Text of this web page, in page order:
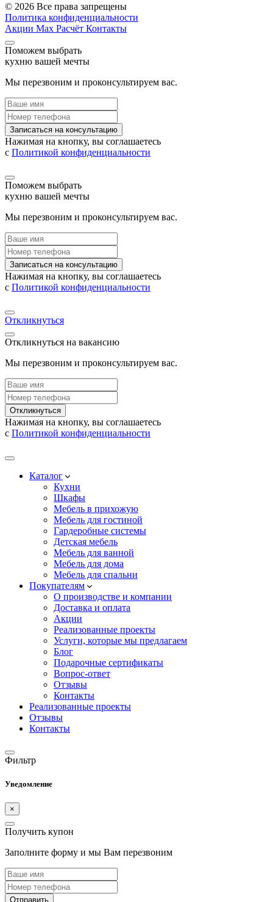
© 2026 Все права запрещены
Политика конфиденциальности
Акции Max Расчёт Контакты
Поможем выбрать
кухню вашей мечты
Мы перезвоним и проконсультируем вас.
Записаться на консультацию
Нажимая на кнопку, вы соглашаетесь
с Политикой конфиденциальности
Поможем выбрать
кухню вашей мечты
Мы перезвоним и проконсультируем вас.
Записаться на консультацию
Нажимая на кнопку, вы соглашаетесь
с Политикой конфиденциальности
Откликнуться
Откликнуться на вакансию
Мы перезвоним и проконсультируем вас.
Откликнуться
Нажимая на кнопку, вы соглашаетесь
с Политикой конфиденциальности
Каталог
Кухни
Шкафы
Мебель в прихожую
Мебель для гостиной
Гардеробные системы
Детская мебель
Мебель для ванной
Мебель для дома
Мебель для спальни
Покупателям
О производстве и компании
Доставка и оплата
Акции
Реализованные проекты
Услуги, которые мы предлагаем
Блог
Подарочные сертификаты
Вопрос-ответ
Отзывы
Контакты
Реализованные проекты
Отзывы
Контакты
Фильтр
Уведомление
×
Получить купон
Заполните форму и мы Вам перезвоним
Отправить